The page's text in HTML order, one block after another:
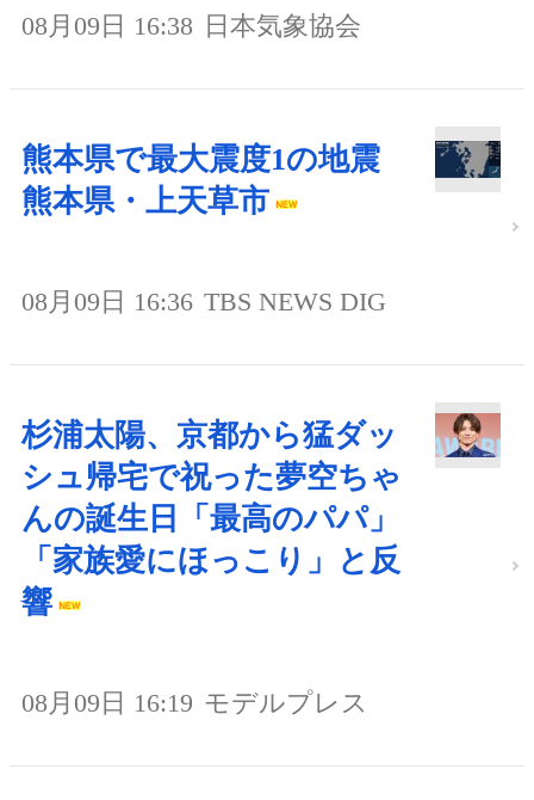
08月09日 16:38 日本気象協会
熊本県で最大震度1の地震
熊本県・上天草市
08月09日 16:36 TBS NEWS DIG
杉浦太陽、京都から猛ダッ
シュ帰宅で祝った夢空ちゃ
んの誕生日「最高のパパ」
「家族愛にほっこり」と反
響
08月09日 16:19 モデルプレス